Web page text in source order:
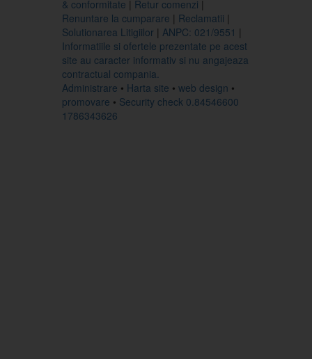
& conformitate | Retur comenzi |
Renuntare la cumparare | Reclamatii |
Solutionarea Litigiilor | ANPC: 021/9551 |
Informatiile si ofertele prezentate pe acest
site au caracter informativ si nu angajeaza
contractual compania.
Administrare • Harta site • web design •
promovare • Security check 0.84546600
1786343626